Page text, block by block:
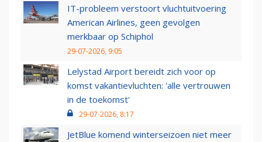
IT-probleem verstoort vluchtuitvoering
American Airlines, geen gevolgen
merkbaar op Schiphol
29-07-2026, 9:05
Lelystad Airport bereidt zich voor op
komst vakantievluchten: 'alle vertrouwen
in de toekomst'
29-07-2026, 8:17
JetBlue komend winterseizoen niet meer